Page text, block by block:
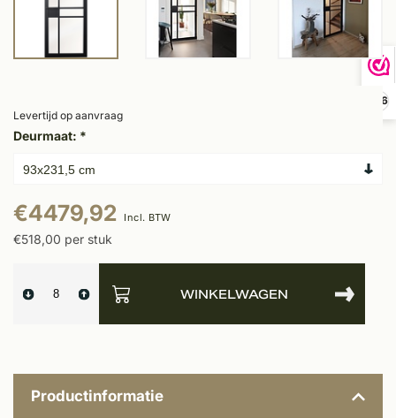
9,6
Levertijd op aanvraag
Deurmaat: *
€4479,92 Incl. BTW
€518,00 per stuk
WINKELWAGEN
Productinformatie